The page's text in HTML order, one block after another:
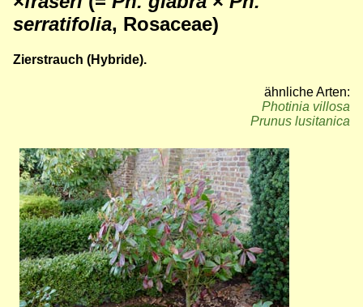
serratifolia, Rosaceae)
Zierstrauch (Hybride).
ähnliche Arten:
Photinia villosa
Prunus lusitanica
Bild